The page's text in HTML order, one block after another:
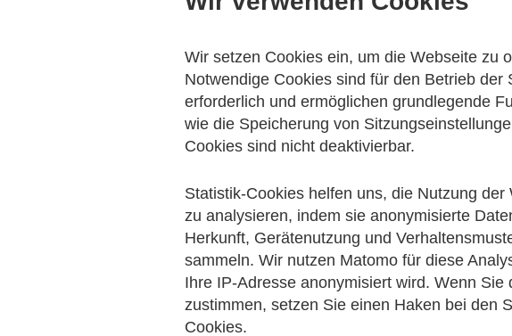
Alle Kategorien
Digitalisierung & Modernisierung Handel und
Keine Nachrichten verfügbar.
Wir setzen Cookies ein, um die Webseite zu
Notwendige Cookies sind für den Betrieb der
erforderlich und ermöglichen grundlegende
wie die Speicherung von
Cookies sind nicht deaktivierbar.
Statistik-Cookies helfen uns, die Nutzung der
zu analysieren, indem sie anonymisierte
Herkunft, Gerätenutzung und
sammeln. Wir nutzen Matomo für diese
Ihre IP-Adresse anonymisiert wird. Wenn Sie
zustimmen, setzen Sie einen Haken bei den
Cookies.